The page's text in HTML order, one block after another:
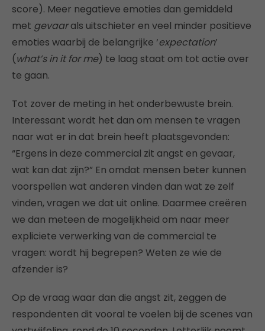
score). Meer negatieve emoties dan gemiddeld
met gevaarals uitschieter en veel minder positieve
emoties waarbij de belangrijke ‘expectation’
(what’s in it for me) te laag staat om tot actie over
te gaan.
Tot zover de meting in het onderbewuste brein.
Interessant wordt het dan om mensen te vragen
naar wat er in dat brein heeft plaatsgevonden:
“Ergens in deze commercial zit angst en gevaar,
wat kan dat zijn?” En omdat mensen beter kunnen
voorspellen wat anderen vinden dan wat ze zelf
vinden, vragen we dat uit online. Daarmee creëren
we dan meteen de mogelijkheid om naar meer
expliciete verwerking van de commercial te
vragen: wordt hij begrepen? Weten ze wie de
afzender is?
Op de vraag waar dan die angst zit, zeggen de
respondenten dit vooral te voelen bij de scenes van